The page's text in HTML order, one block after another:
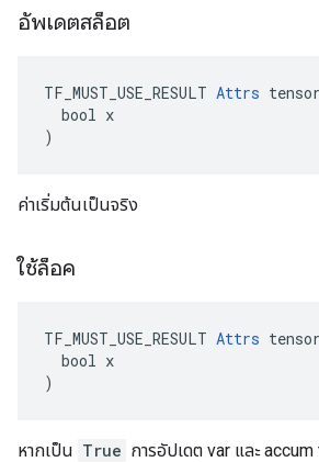
อัพเดตสล็อต
TF_MUST_USE_RESULT Attrs
  bool x
)
ค่าเริ่มต้นเป็นจริง
ใช้ล็อค
TF_MUST_USE_RESULT Attrs
  bool x
)
หากเป็น True การอัปเดต var และ accum